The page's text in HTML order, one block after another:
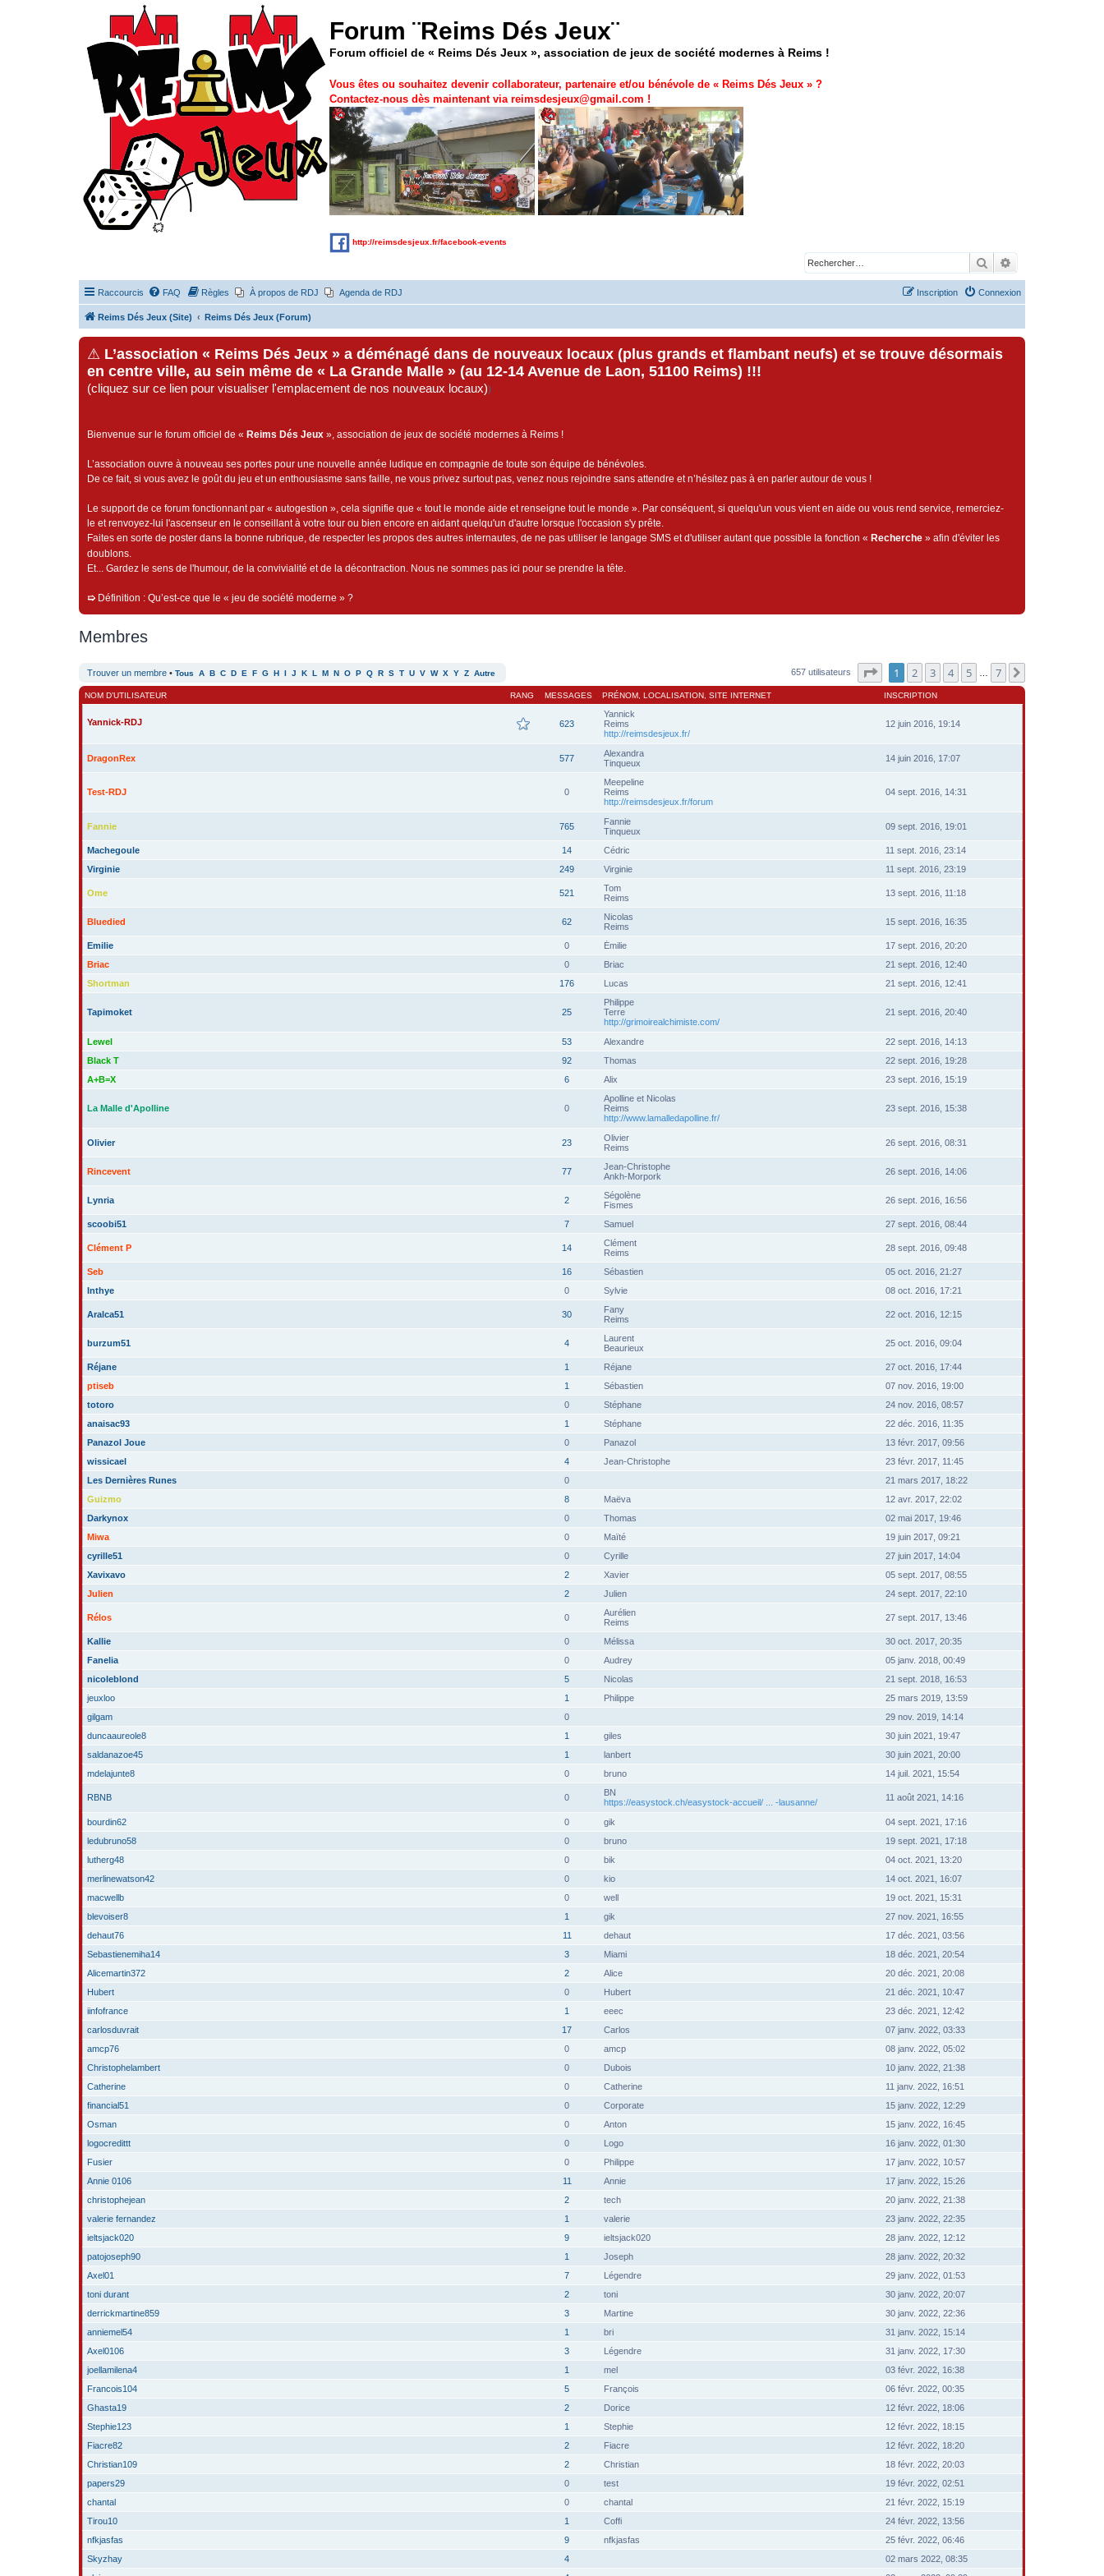
Forum ¨Reims Dés Jeux¨
Forum officiel de « Reims Dés Jeux », association de jeux de société modernes à Reims !
Vous êtes ou souhaitez devenir collaborateur, partenaire et/ou bénévole de « Reims Dés Jeux » ?
Contactez-nous dès maintenant via reimsdesjeux@gmail.com !
http://reimsdesjeux.fr/facebook-events
Rechercher
Raccourcis FAQ Règles À propos de RDJ Agenda de RDJ Connexion
Inscription
Reims Dés Jeux (Site) Reims Dés Jeux (Forum)
⚠ L’association « Reims Dés Jeux » a déménagé dans de nouveaux locaux (plus grands et flambant neufs) et se trouve désormais
en centre ville, au sein même de « La Grande Malle » (au 12-14 Avenue de Laon, 51100 Reims) !!!
(cliquez sur ce lien pour visualiser l'emplacement de nos nouveaux locaux))
Bienvenue sur le forum officiel de « Reims Dés Jeux », association de jeux de société modernes à Reims !
L’association ouvre à nouveau ses portes pour une nouvelle année ludique en compagnie de toute son équipe de bénévoles.
De ce fait, si vous avez le goût du jeu et un enthousiasme sans faille, ne vous privez surtout pas, venez nous rejoindre sans attendre et n’hésitez pas à en parler autour de vous !
Le support de ce forum fonctionnant par « autogestion », cela signifie que « tout le monde aide et renseigne tout le monde ». Par conséquent, si quelqu'un vous vient en aide ou vous rend service, remerciez-
le et renvoyez-lui l'ascenseur en le conseillant à votre tour ou bien encore en aidant quelqu'un d'autre lorsque l'occasion s'y prête.
Faites en sorte de poster dans la bonne rubrique, de respecter les propos des autres internautes, de ne pas utiliser le langage SMS et d'utiliser autant que possible la fonction « Recherche » afin d'éviter les
doublons.
Et... Gardez le sens de l'humour, de la convivialité et de la décontraction. Nous ne sommes pas ici pour se prendre la tête.
➯ Définition : Qu’est-ce que le « jeu de société moderne » ?
Membres
Trouver un membre • Tous A B C D E F G H I J K L M N O P Q R S T U V W X Y Z Autre 657 utilisateurs Page sur7
1 2 3 4 5 7
RANG
NOM D’UTILISATEUR MESSAGES PRÉNOM, LOCALISATION, SITE INTERNET INSCRIPTION
Yannick-RDJ 623
Yannick
Reims
http://reimsdesjeux.fr/
12 juin 2016, 19:14
DragonRex 577
Alexandra
Tinqueux
14 juin 2016, 17:07
Test-RDJ 0
Meepeline
Reims
http://reimsdesjeux.fr/forum
04 sept. 2016, 14:31
Fannie 765
Fannie
Tinqueux
09 sept. 2016, 19:01
Machegoule 14 Cédric
11 sept. 2016, 23:14
Virginie
249 Virginie 11 sept. 2016, 23:19
Ome 521
Tom
Reims
13 sept. 2016, 11:18
Bluedied 62
Nicolas
Reims
15 sept. 2016, 16:35
Emilie 0 Émilie
17 sept. 2016, 20:20
Briac
0 Briac
21 sept. 2016, 12:40
Shortman
176 Lucas 21 sept. 2016, 12:41
Tapimoket 25
Philippe
Terre
http://grimoirealchimiste.com/
21 sept. 2016, 20:40
Lewel 53 Alexandre
22 sept. 2016, 14:13
Black T
92 Thomas
22 sept. 2016, 19:28
A+B=X
6 Alix 23 sept. 2016, 15:19
La Malle d'Apolline 0
Apolline et Nicolas
Reims
http://www.lamalledapolline.fr/
23 sept. 2016, 15:38
Olivier 23
Olivier
Reims
26 sept. 2016, 08:31
Rincevent 77
Jean-Christophe
Ankh-Morpork
26 sept. 2016, 14:06
Lynria 2
Ségolène
Fismes
26 sept. 2016, 16:56
scoobi51 7 Samuel 27 sept. 2016, 08:44
Clément P 14
Clément
Reims
28 sept. 2016, 09:48
Seb 16 Sébastien
05 oct. 2016, 21:27
Inthye
0 Sylvie 08 oct. 2016, 17:21
Aralca51 30
Fany
Reims
22 oct. 2016, 12:15
burzum51 4
Laurent
Beaurieux
25 oct. 2016, 09:04
Réjane 1 Réjane
27 oct. 2016, 17:44
ptiseb
1 Sébastien
07 nov. 2016, 19:00
totoro
0 Stéphane
24 nov. 2016, 08:57
anaisac93
1 Stéphane
22 déc. 2016, 11:35
Panazol Joue
0 Panazol
13 févr. 2017, 09:56
wissicael
4 Jean-Christophe
23 févr. 2017, 11:45
Les Dernières Runes
0
21 mars 2017, 18:22
Guizmo
8 Maëva
12 avr. 2017, 22:02
Darkynox
0 Thomas
02 mai 2017, 19:46
Miwa
0 Maïté
19 juin 2017, 09:21
cyrille51
0 Cyrille
27 juin 2017, 14:04
Xavixavo
2 Xavier
05 sept. 2017, 08:55
Julien
2 Julien 24 sept. 2017, 22:10
Rélos 0
Aurélien
Reims
27 sept. 2017, 13:46
Kallie 0 Mélissa
30 oct. 2017, 20:35
Fanelia
0 Audrey
05 janv. 2018, 00:49
nicoleblond
5 Nicolas
21 sept. 2018, 16:53
jeuxloo
1 Philippe
25 mars 2019, 13:59
gilgam
0
29 nov. 2019, 14:14
duncaaureole8
1 giles
30 juin 2021, 19:47
saldanazoe45
1 lanbert
30 juin 2021, 20:00
mdelajunte8
0 bruno 14 juil. 2021, 15:54
RBNB 0
BN
https://easystock.ch/easystock-accueil/ ... -lausanne/
11 août 2021, 14:16
bourdin62 0 gik
04 sept. 2021, 17:16
ledubruno58
0 bruno
19 sept. 2021, 17:18
lutherg48
0 bik
04 oct. 2021, 13:20
merlinewatson42
0 kio
14 oct. 2021, 16:07
macwellb
0 well
19 oct. 2021, 15:31
blevoiser8
1 gik
27 nov. 2021, 16:55
dehaut76
11 dehaut
17 déc. 2021, 03:56
Sebastienemiha14
3 Miami
18 déc. 2021, 20:54
Alicemartin372
2 Alice
20 déc. 2021, 20:08
Hubert
0 Hubert
21 déc. 2021, 10:47
iinfofrance
1 eeec
23 déc. 2021, 12:42
carlosduvrait
17 Carlos
07 janv. 2022, 03:33
amcp76
0 amcp
08 janv. 2022, 05:02
Christophelambert
0 Dubois
10 janv. 2022, 21:38
Catherine
0 Catherine
11 janv. 2022, 16:51
financial51
0 Corporate
15 janv. 2022, 12:29
Osman
0 Anton
15 janv. 2022, 16:45
logocredittt
0 Logo
16 janv. 2022, 01:30
Fusier
0 Philippe
17 janv. 2022, 10:57
Annie 0106
11 Annie
17 janv. 2022, 15:26
christophejean
2 tech
20 janv. 2022, 21:38
valerie fernandez
1 valerie
23 janv. 2022, 22:35
ieltsjack020
9 ieltsjack020
28 janv. 2022, 12:12
patojoseph90
1 Joseph
28 janv. 2022, 20:32
Axel01
7 Légendre
29 janv. 2022, 01:53
toni durant
2 toni
30 janv. 2022, 20:07
derrickmartine859
3 Martine
30 janv. 2022, 22:36
anniemel54
1 bri
31 janv. 2022, 15:14
Axel0106
3 Légendre
31 janv. 2022, 17:30
joellamilena4
1 mel
03 févr. 2022, 16:38
Francois104
5 François
06 févr. 2022, 00:35
Ghasta19
2 Dorice
12 févr. 2022, 18:06
Stephie123
1 Stephie
12 févr. 2022, 18:15
Fiacre82
2 Fiacre
12 févr. 2022, 18:20
Christian109
2 Christian
18 févr. 2022, 20:03
papers29
0 test
19 févr. 2022, 02:51
chantal
0 chantal
21 févr. 2022, 15:19
Tirou10
1 Coffi
24 févr. 2022, 13:56
nfkjasfas
9 nfkjasfas
25 févr. 2022, 06:46
Skyzhay
4
02 mars 2022, 08:35